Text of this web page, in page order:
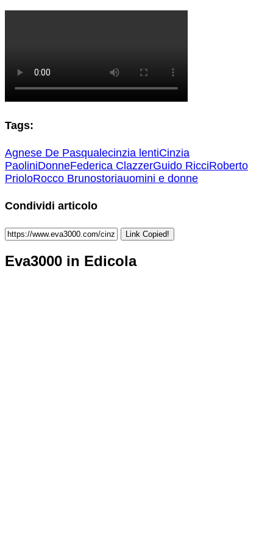
Tags:
Agnese De Pasqualecinzia lentiCinzia
PaoliniDonneFederica ClazzerGuido RicciRoberto
PrioloRocco Brunostoriauomini e donne
Condividi articolo
Link Copied!
Eva3000 in Edicola